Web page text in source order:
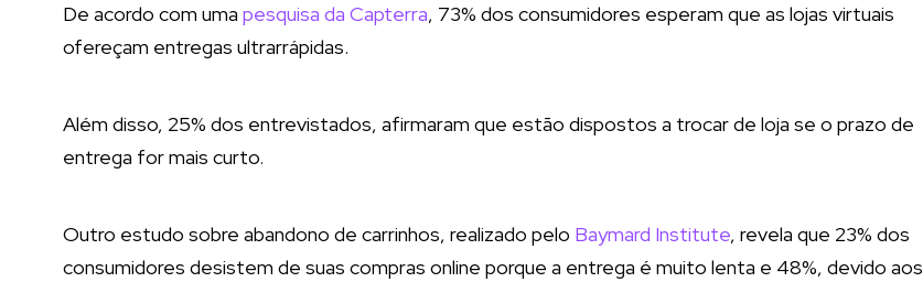
De acordo com uma pesquisa da Capterra, 73% dos consumidores esperam que as lojas virtuais
ofereçam entregas ultrarrápidas.
Além disso, 25% dos entrevistados, afirmaram que estão dispostos a trocar de loja se o prazo de
entrega for mais curto.
Outro estudo sobre abandono de carrinhos, realizado pelo Baymard Institute, revela que 23% dos
consumidores desistem de suas compras online porque a entrega é muito lenta e 48%, devido aos